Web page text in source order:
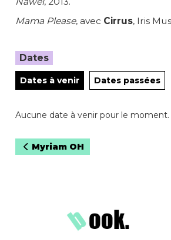
Mama Please, avec Cirrus, Iris
Dates
Dates à venir Dates passées
Aucune date à venir pour le moment.
Navigation
Myriam OH